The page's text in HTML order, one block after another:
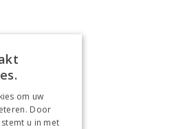
om uw
Door
u in met